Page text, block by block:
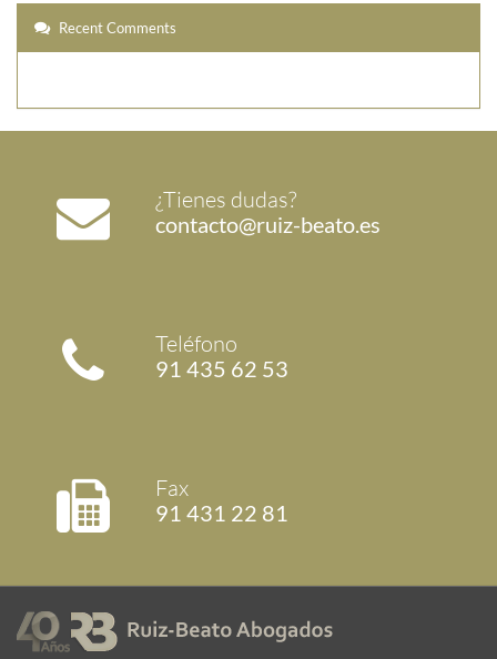
Recent Comments
¿Tienes dudas?
contacto@ruiz-beato.es
Teléfono
91 435 62 53
Fax
91 431 22 81